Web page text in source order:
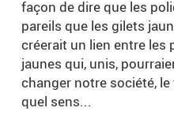
façon de dire que les
pareils que les gilets
créerait un lien entre les
jaunes qui, unis,
changer notre société,
quel sens...